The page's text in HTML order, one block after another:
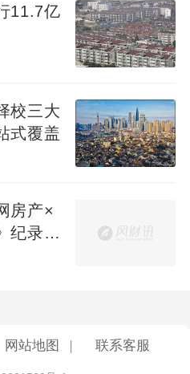
铁，解锁三大CBD连通
了改善家庭最看重的“通
等三地铁，距广
首发站仅约200米，无
金融城两大CBD，真
生活在白鹅潭”的理想
11.7亿
校三大
式覆盖
房产×
纪录片
网站地图 联系客服